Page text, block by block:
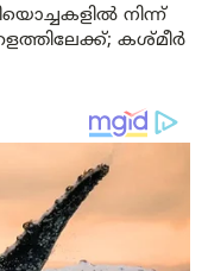
നിന്ന്
കശ്മീർ